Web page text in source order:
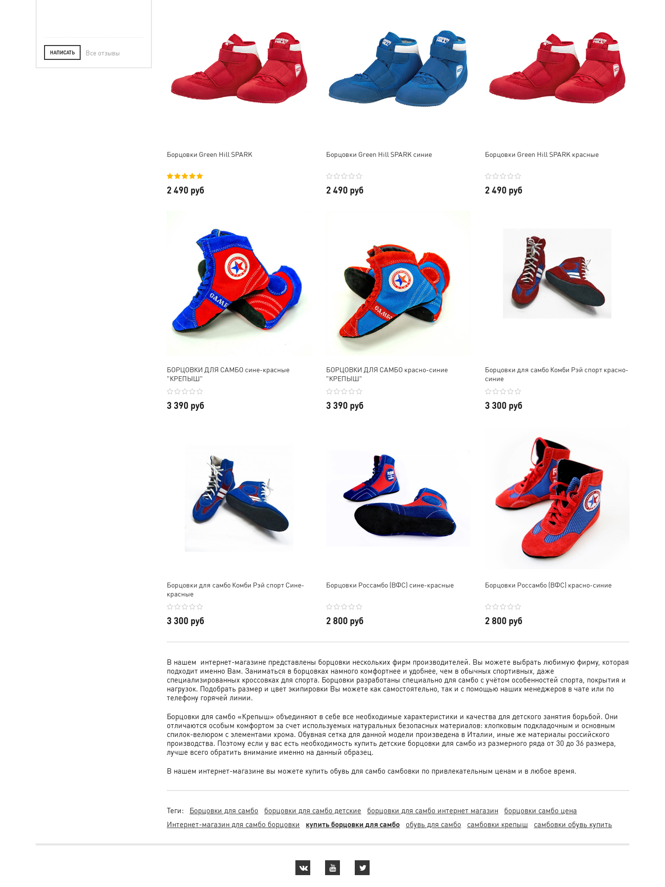
Борцовки Green Hill SPARK
2 490 руб
Борцовки Green Hill SPARK синие
2 490 руб
Борцовки Green Hill SPARK красные
2 490 руб
БОРЦОВКИ ДЛЯ САМБО сине-красные
"КРЕПЫШ"
3 390 руб
БОРЦОВКИ ДЛЯ САМБО красно-синие
"КРЕПЫШ"
3 390 руб
Борцовки для самбо Комби Рэй спорт красно-
синие
3 300 руб
Борцовки для самбо Комби Рэй спорт Сине-
красные
3 300 руб
Борцовки Россамбо (ВФС) сине-красные
2 800 руб
Борцовки Россамбо (ВФС) красно-синие
2 800 руб
В нашем интернет-магазине представлены борцовки нескольких фирм производителей. Вы можете выбрать любимую фирму, которая
подходит именно Вам. Заниматься в борцовках намного комфортнее и удобнее, чем в обычных спортивных, даже
специализированных кроссовках для спорта. Борцовки разработаны специально для самбо с учётом особенностей спорта, покрытия и
нагрузок. Подобрать размер и цвет экипировки Вы можете как самостоятельно, так и с помощью наших менеджеров в чате или по
телефону горячей линии.
Борцовки для самбо «Крепыш» объединяют в себе все необходимые характеристики и качества для детского занятия борьбой. Они
отличаются особым комфортом за счет используемых натуральных безопасных материалов: хлопковым подкладочным и основным
спилок-велюром с элементами хрома. Обувная сетка для данной модели произведена в Италии, иные же материалы российского
производства. Поэтому если у вас есть необходимость купить детские борцовки для самбо из размерного ряда от 30 до 36 размера,
лучше всего обратить внимание именно на данный образец.
В нашем интернет-магазине вы можете купить обувь для самбо самбовки по привлекательным ценам и в любое время.
Теги: Борцовки для самбо борцовки для самбо детские борцовки для самбо интернет магазин
борцовки самбо цена
Интернет-магазин для самбо борцовки
купить борцовки для самбо обувь для самбо самбовки крепыш самбовки обувь купить
НАПИСАТЬ Все отзывы